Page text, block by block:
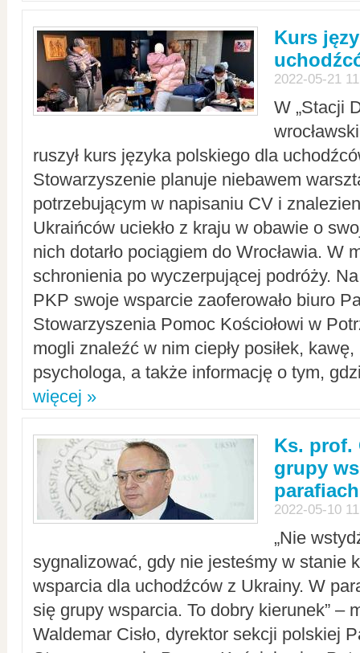
Kurs
2022-05-21
W „Stacji
ruszył kurs języka polskiego dla
Stowarzyszenie planuje niebawem
potrzebującym w napisaniu CV i
Ukraińców uciekło z kraju w obawie o
nich dotarło pociągiem do Wrocławia. W
schronienia po wyczerpującej podróży.
PKP swoje wsparcie zaoferowało biuro
Stowarzyszenia Pomoc Kościołowi w
mogli znaleźć w nim ciepły posiłek,
psychologa, a także informację o tym,
więcej »
Ks. prof.
grupy
parafiach
2022-05-10
„Nie
sygnalizować, gdy nie jesteśmy w stanie
wsparcia dla uchodźców z Ukrainy. W
się grupy wsparcia. To dobry kierunek” –
Waldemar Cisło, dyrektor sekcji polskiej